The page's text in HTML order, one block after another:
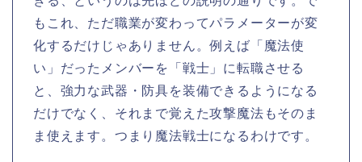
もこれ、ただ職業が変わってパラメーターが変
化するだけじゃありません。例えば「魔法使
い」だったメンバーを「戦士」に転職させる
と、強力な武器・防具を装備できるようになる
だけでなく、それまで覚えた攻撃魔法もそのま
ま使えます。つまり魔法戦士になるわけです。